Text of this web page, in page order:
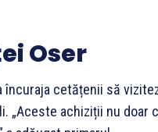
Oser
încuraja cetățenii să
achiziții nu doar